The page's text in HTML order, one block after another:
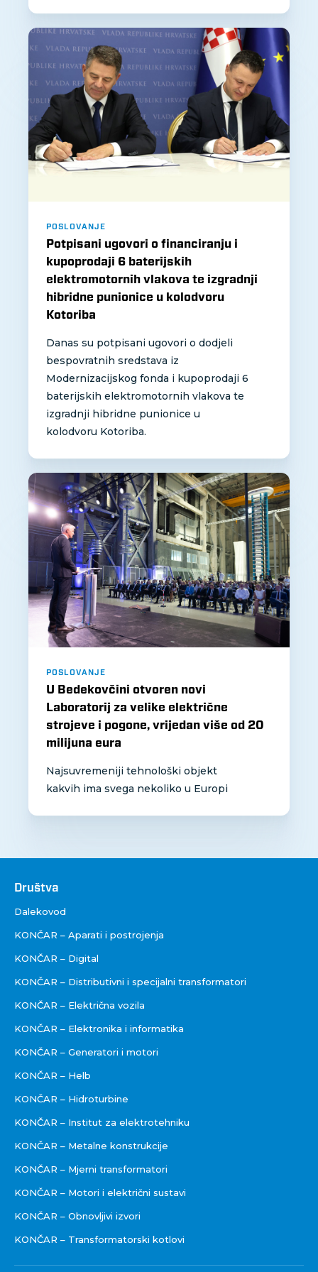
POSLOVANJE
Potpisani ugovori o financiranju i
kupoprodaji 6 baterijskih
elektromotornih vlakova te izgradnji
hibridne punionice u kolodvoru
Kotoriba
Danas su potpisani ugovori o dodjeli
bespovratnih sredstava iz
Modernizacijskog fonda i kupoprodaji 6
baterijskih elektromotornih vlakova te
izgradnji hibridne punionice u
kolodvoru Kotoriba.
POSLOVANJE
U Bedekovčini otvoren novi
Laboratorij za velike električne
strojeve i pogone, vrijedan više od 20
milijuna eura
Najsuvremeniji tehnološki objekt
kakvih ima svega nekoliko u Europi
Društva
Društva
Dalekovod
KONČAR – Aparati i postrojenja
KONČAR – Digital
KONČAR – Distributivni i specijalni transformatori
KONČAR – Električna vozila
KONČAR – Elektronika i informatika
KONČAR – Generatori i motori
KONČAR – Helb
KONČAR – Hidroturbine
KONČAR – Institut za elektrotehniku
KONČAR – Metalne konstrukcije
KONČAR – Mjerni transformatori
KONČAR – Motori i električni sustavi
KONČAR – Obnovljivi izvori
KONČAR – Transformatorski kotlovi